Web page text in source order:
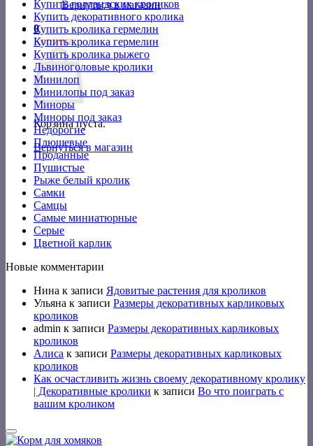
Вернуться в магазин
0
Корзина
Корзина пуста.
Вернуться в магазин
Купить голландских кроликов
Купить декоративного кролика
Купить кролика гермелин
Купить кролика гермелин
Купить кролика рыжего
Львиноголовые кролики
Минилоп
Минилопы под заказ
Миноры
Миноры под заказ
Недорогие
Плюшевые
Проданные
Пушистые
Рыже белый кролик
Самки
Самцы
Самые миниатюрные
Серые
Цветной карлик
Новые комментарии
Нина к записи Ядовитые растения для кроликов
Ульяна к записи Размеры декоративных карликовых
кроликов
admin к записи Размеры декоративных карликовых
кроликов
Алиса к записи Размеры декоративных карликовых
кроликов
Как осчастливить жизнь своему декоративному кролику
| Декоративные кролики к записи Во что поиграть с
вашим кроликом